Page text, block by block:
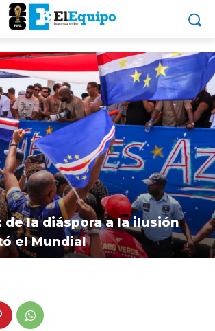
de la diáspora a la ilusión
el Mundial